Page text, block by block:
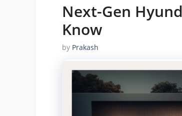
Next-Gen
Know
by Prakash